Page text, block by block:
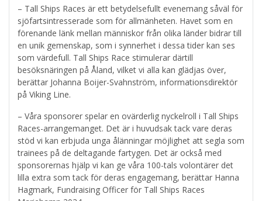
– Tall Ships Races är ett betydelsefullt evenemang såväl för
sjöfartsintresserade som för allmänheten. Havet som en
förenande länk mellan människor från olika länder bidrar till
en unik gemenskap, som i synnerhet i dessa tider kan ses
som värdefull. Tall Ships Race stimulerar därtill
besöksnäringen på Åland, vilket vi alla kan glädjas över,
berättar Johanna Boijer-Svahnström, informationsdirektör
på Viking Line.
– Våra sponsorer spelar en ovärderlig nyckelroll i Tall Ships
Races-arrangemanget. Det är i huvudsak tack vare deras
stöd vi kan erbjuda unga ålänningar möjlighet att segla som
trainees på de deltagande fartygen. Det är också med
sponsorernas hjälp vi kan ge våra 100-tals volontärer det
lilla extra som tack för deras engagemang, berättar Hanna
Hagmark, Fundraising Officer för Tall Ships Races